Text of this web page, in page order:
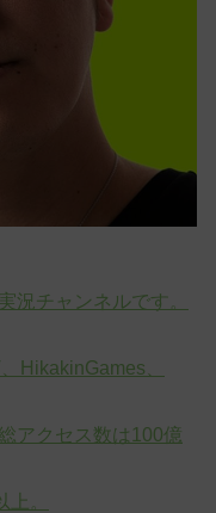
況チャンネルです。
HikakinGames、
アクセス数は100億
。